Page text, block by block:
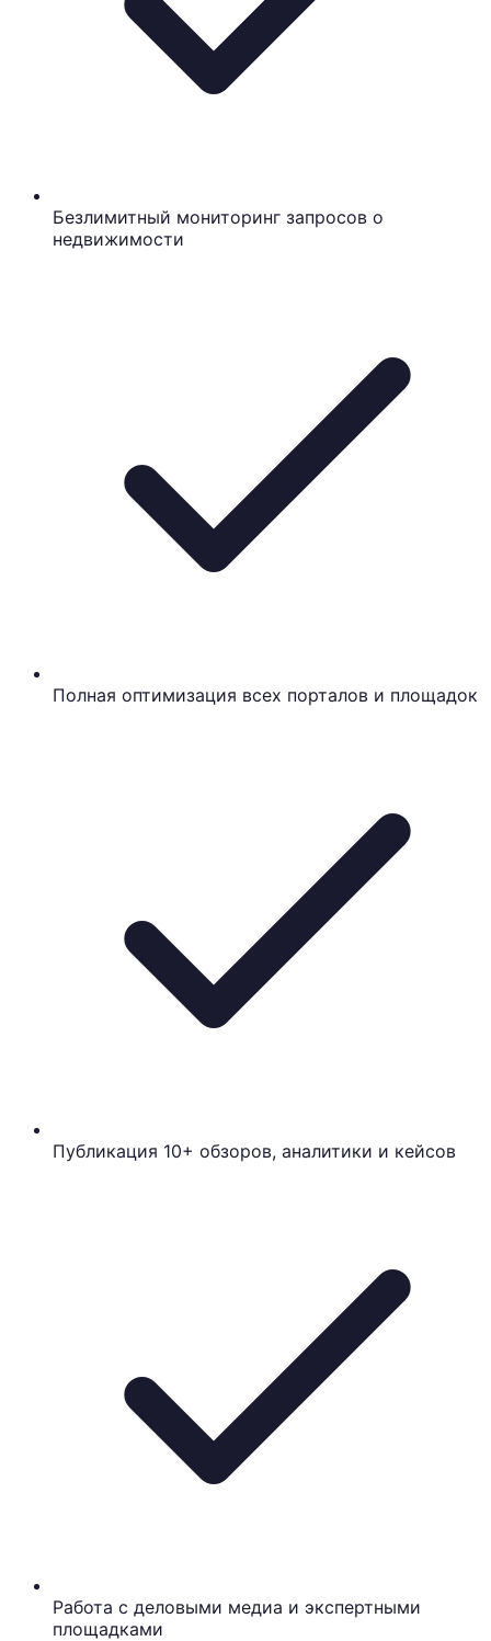
Безлимитный мониторинг запросов о
недвижимости
Полная оптимизация всех порталов и площадок
Публикация 10+ обзоров, аналитики и кейсов
Работа с деловыми медиа и экспертными
площадками